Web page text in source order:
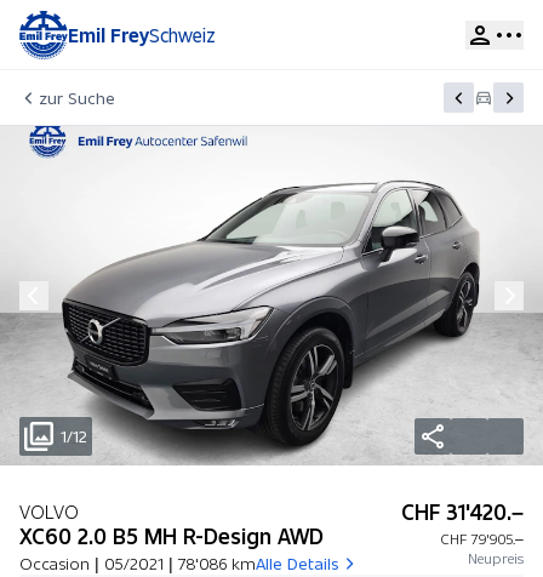
Emil FreySchweiz
zur Suche
1/12
VOLVO
XC60 2.0 B5 MH R-Design AWD
Occasion | 05/2021 | 78'086 kmAlle Details
CHF 31'420.–
CHF 79'905.–
Neupreis